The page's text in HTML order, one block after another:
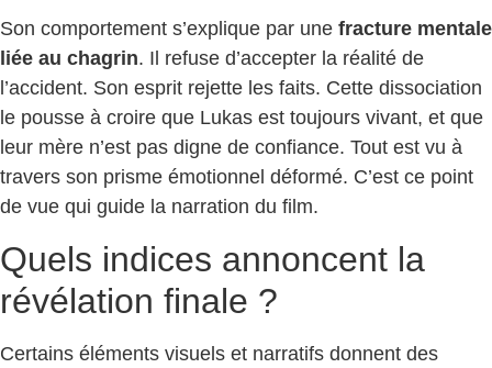
Son comportement s’explique par une fracture mentale
liée au chagrin. Il refuse d’accepter la réalité de
l’accident. Son esprit rejette les faits. Cette dissociation
le pousse à croire que Lukas est toujours vivant, et que
leur mère n’est pas digne de confiance. Tout est vu à
travers son prisme émotionnel déformé. C’est ce point
de vue qui guide la narration du film.
Quels indices annoncent la
révélation finale ?
Certains éléments visuels et narratifs donnent des